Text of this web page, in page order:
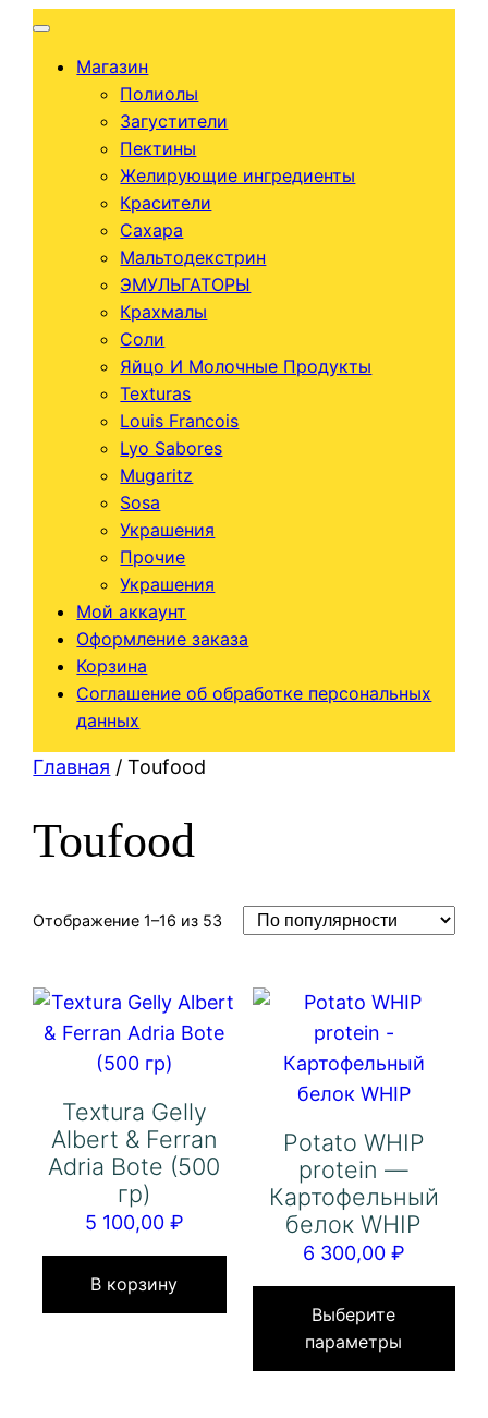
Перейти
содержимому
Магазин
Полиолы
Загустители
Пектины
Желирующие ингредиенты
Красители
Сахара
Мальтодекстрин
ЭМУЛЬГАТОРЫ
Крахмалы
Соли
Яйцо И Молочные Продукты
Texturas
Louis Francois
Lyo Sabores
Mugaritz
Sosa
Украшения
Прочие
Украшения
Мой аккаунт
Оформление заказа
Корзина
Соглашение об обработке персональных
данных
Главная / Toufood
Toufood
Отображение 1–16 из 53 Сортировка:
Textura Gelly
Albert & Ferran
Adria Bote (500
гр)
5 100,00 ₽
В корзину
Potato WHIP
protein —
Картофельный
белок WHIP
6 300,00 ₽
Выберите
параметры